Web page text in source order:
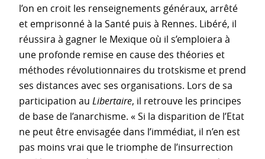
l’on en croit les renseignements généraux, arrêté
et emprisonné à la Santé puis à Rennes. Libéré, il
réussira à gagner le Mexique où il s’emploiera à
une profonde remise en cause des théories et
méthodes révolutionnaires du trotskisme et prend
ses distances avec ses organisations. Lors de sa
participation au Libertaire, il retrouve les principes
de base de l’anarchisme. « Si la disparition de l’Etat
ne peut être envisagée dans l’immédiat, il n’en est
pas moins vrai que le triomphe de l’insurrection